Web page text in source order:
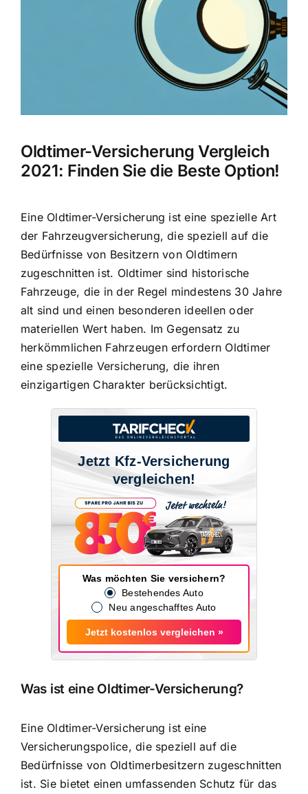
Oldtimer-Versicherung Vergleich
2021: Finden Sie die Beste Option!
Eine Oldtimer-Versicherung ist eine spezielle Art
der Fahrzeugversicherung, die speziell auf die
Bedürfnisse von Besitzern von Oldtimern
zugeschnitten ist. Oldtimer sind historische
Fahrzeuge, die in der Regel mindestens 30 Jahre
alt sind und einen besonderen ideellen oder
materiellen Wert haben. Im Gegensatz zu
herkömmlichen Fahrzeugen erfordern Oldtimer
eine spezielle Versicherung, die ihren
einzigartigen Charakter berücksichtigt.
Jetzt Kfz-Versicherung
vergleichen!
Was möchten Sie versichern?
Bestehendes Auto
Neu angeschafftes Auto
Jetzt kostenlos vergleichen »
Was ist eine Oldtimer-Versicherung?
Eine Oldtimer-Versicherung ist eine
Versicherungspolice, die speziell auf die
Bedürfnisse von Oldtimerbesitzern zugeschnitten
ist. Sie bietet einen umfassenden Schutz für das